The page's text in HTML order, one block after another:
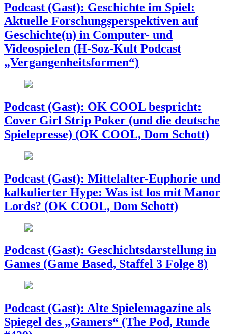
Podcast (Gast): Geschichte im Spiel:
Aktuelle Forschungsperspektiven auf
Geschichte(n) in Computer- und
Videospielen (H-Soz-Kult Podcast
„Vergangenheitsformen“)
Podcast (Gast): OK COOL bespricht:
Cover Girl Strip Poker (und die deutsche
Spielepresse) (OK COOL, Dom Schott)
Podcast (Gast): Mittelalter-Euphorie und
kalkulierter Hype: Was ist los mit Manor
Lords? (OK COOL, Dom Schott)
Podcast (Gast): Geschichtsdarstellung in
Games (Game Based, Staffel 3 Folge 8)
Podcast (Gast): Alte Spielemagazine als
Spiegel des „Gamers“ (The Pod, Runde